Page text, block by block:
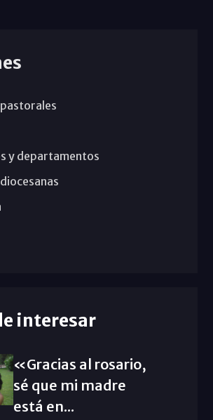
y departamentos
interesar
«Gracias al rosario,
sé que mi madre
está en...